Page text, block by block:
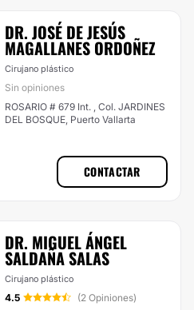
DR. JOSÉ DE JESÚS
MAGALLANES ORDOÑEZ
Cirujano plástico
Sin opiniones
ROSARIO # 679 Int. , Col. JARDINES
DEL BOSQUE, Puerto Vallarta
CONTACTAR
DR. MIGUEL ÁNGEL
SALDAÑA SALAS
Cirujano plástico
4.5
(2 Opiniones)